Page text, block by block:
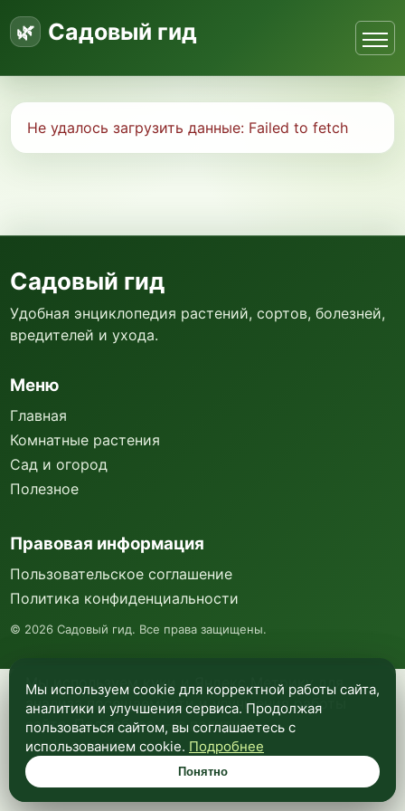
Садовый гид
Не удалось загрузить данные: Failed to fetch
Мы используем куки и Яндекс Метрику для
анализа посещаемости и улучшения работы
сайта. Подробнее —в политике
конфиденциальности.
Понятно
Садовый гид
Удобная энциклопедия растений, сортов, болезней,
вредителей и ухода.
Меню
Главная
Комнатные растения
Сад и огород
Полезное
Правовая информация
Пользовательское соглашение
Политика конфиденциальности
© 2026 Садовый гид. Все права защищены.
Мы используем cookie для корректной работы сайта,
аналитики и улучшения сервиса. Продолжая
пользоваться сайтом, вы соглашаетесь с
использованием cookie. Подробнее
Понятно